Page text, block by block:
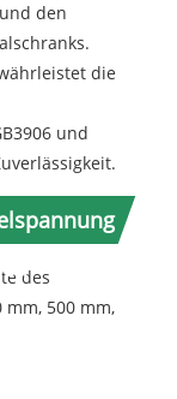
den
die
und
des
mm, 500 mm,